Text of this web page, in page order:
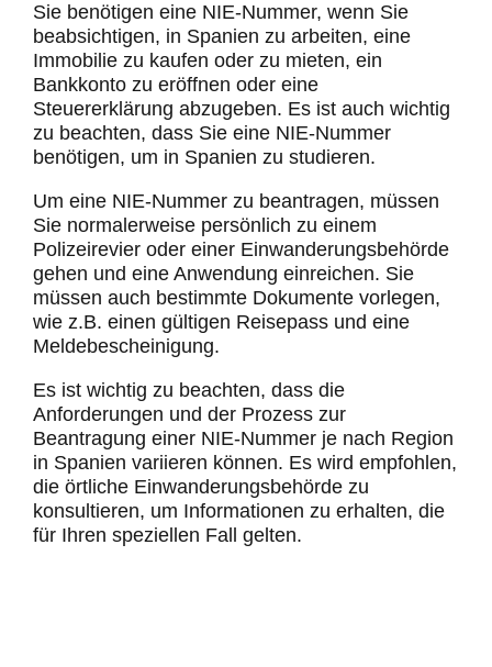
Sie benötigen eine NIE-Nummer, wenn Sie
beabsichtigen, in Spanien zu arbeiten, eine
Immobilie zu kaufen oder zu mieten, ein
Bankkonto zu eröffnen oder eine
Steuererklärung abzugeben. Es ist auch wichtig
zu beachten, dass Sie eine NIE-Nummer
benötigen, um in Spanien zu studieren.
Um eine NIE-Nummer zu beantragen, müssen
Sie normalerweise persönlich zu einem
Polizeirevier oder einer Einwanderungsbehörde
gehen und eine Anwendung einreichen. Sie
müssen auch bestimmte Dokumente vorlegen,
wie z.B. einen gültigen Reisepass und eine
Meldebescheinigung.
Es ist wichtig zu beachten, dass die
Anforderungen und der Prozess zur
Beantragung einer NIE-Nummer je nach Region
in Spanien variieren können. Es wird empfohlen,
die örtliche Einwanderungsbehörde zu
konsultieren, um Informationen zu erhalten, die
für Ihren speziellen Fall gelten.